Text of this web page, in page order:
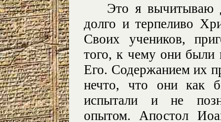
Это я вычитываю
долго и терпеливо
Своих учеников,
того, к чему они были
Его. Содержанием их
нечто, что они как
испытали и не
опытом. Апостол